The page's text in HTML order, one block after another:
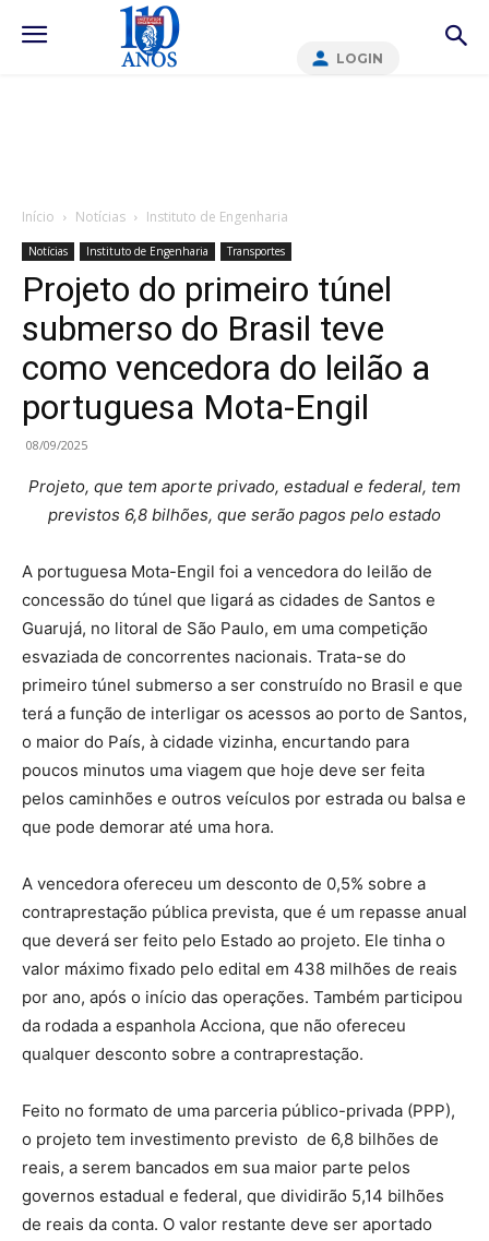
LOGIN
Início Notícias Instituto de Engenharia
Notícias Instituto de Engenharia Transportes
Projeto do primeiro túnel
submerso do Brasil teve
como vencedora do leilão a
portuguesa Mota-Engil
08/09/2025
Projeto, que tem aporte privado, estadual e federal, tem
previstos 6,8 bilhões, que serão pagos pelo estado
A portuguesa Mota-Engil foi a vencedora do leilão de
concessão do túnel que ligará as cidades de Santos e
Guarujá, no litoral de São Paulo, em uma competição
esvaziada de concorrentes nacionais. Trata-se do
primeiro túnel submerso a ser construído no Brasil e que
terá a função de interligar os acessos ao porto de Santos,
o maior do País, à cidade vizinha, encurtando para
poucos minutos uma viagem que hoje deve ser feita
pelos caminhões e outros veículos por estrada ou balsa e
que pode demorar até uma hora.
A vencedora ofereceu um desconto de 0,5% sobre a
contraprestação pública prevista, que é um repasse anual
que deverá ser feito pelo Estado ao projeto. Ele tinha o
valor máximo fixado pelo edital em 438 milhões de reais
por ano, após o início das operações. Também participou
da rodada a espanhola Acciona, que não ofereceu
qualquer desconto sobre a contraprestação.
Feito no formato de uma parceria público-privada (PPP),
o projeto tem investimento previsto de 6,8 bilhões de
reais, a serem bancados em sua maior parte pelos
governos estadual e federal, que dividirão 5,14 bilhões
de reais da conta. O valor restante deve ser aportado